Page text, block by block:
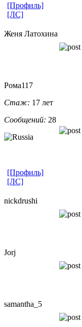
[Профиль]
[ЛС]
Женя Латохина
Рома117
Стаж: 17 лет
Сообщений: 28
[Профиль]
[ЛС]
nickdrushi
Jorj
samantha_5